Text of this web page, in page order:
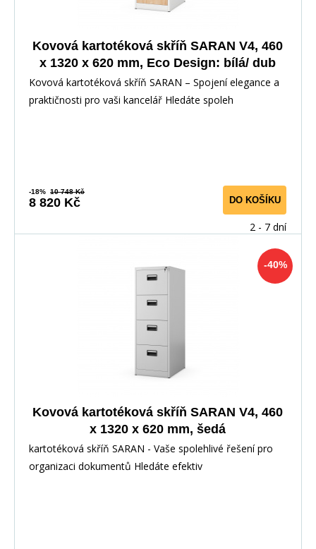
Kovová kartotéková skříň SARAN V4, 460
x 1320 x 620 mm, Eco Design: bílá/ dub
sonoma
Kovová kartotéková skříň SARAN – Spojení elegance a
praktičnosti pro vaši kancelář Hledáte spoleh
-18% 10 748 Kč
8 820 Kč DO KOŠÍKU
2 - 7 dní
-40%
Kovová kartotéková skříň SARAN V4, 460
x 1320 x 620 mm, šedá
kartotéková skříň SARAN - Vaše spolehlivé řešení pro
organizaci dokumentů Hledáte efektiv